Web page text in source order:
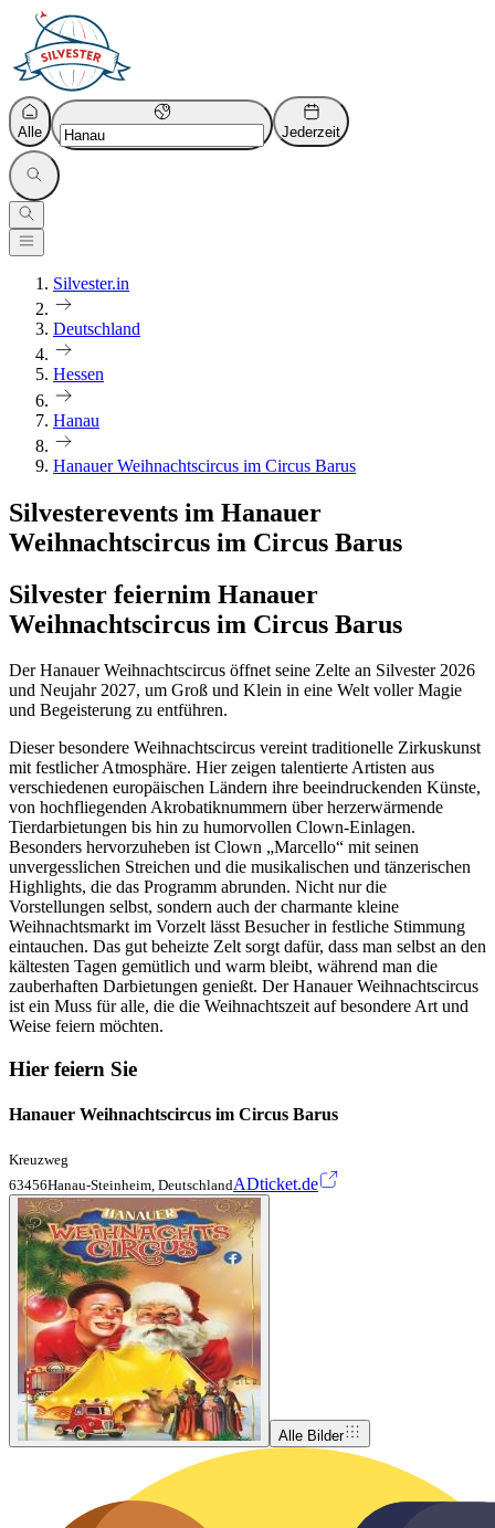
Alle Jederzeit
Silvester.in
Deutschland
Hessen
Hanau
Hanauer Weihnachtscircus im Circus Barus
Silvesterevents im Hanauer
Weihnachtscircus im Circus Barus
Silvester feiernim Hanauer
Weihnachtscircus im Circus Barus
Der Hanauer Weihnachtscircus öffnet seine Zelte an Silvester 2026
und Neujahr 2027, um Groß und Klein in eine Welt voller Magie
und Begeisterung zu entführen.
Dieser besondere Weihnachtscircus vereint traditionelle Zirkuskunst
mit festlicher Atmosphäre. Hier zeigen talentierte Artisten aus
verschiedenen europäischen Ländern ihre beeindruckenden Künste,
von hochfliegenden Akrobatiknummern über herzerwärmende
Tierdarbietungen bis hin zu humorvollen Clown-Einlagen.
Besonders hervorzuheben ist Clown „Marcello“ mit seinen
unvergesslichen Streichen und die musikalischen und tänzerischen
Highlights, die das Programm abrunden. Nicht nur die
Vorstellungen selbst, sondern auch der charmante kleine
Weihnachtsmarkt im Vorzelt lässt Besucher in festliche Stimmung
eintauchen. Das gut beheizte Zelt sorgt dafür, dass man selbst an den
kältesten Tagen gemütlich und warm bleibt, während man die
zauberhaften Darbietungen genießt. Der Hanauer Weihnachtscircus
ist ein Muss für alle, die die Weihnachtszeit auf besondere Art und
Weise feiern möchten.
Hier feiern Sie
Hanauer Weihnachtscircus im Circus Barus
Kreuzweg
63456Hanau-Steinheim, DeutschlandADticket.de
Alle Bilder